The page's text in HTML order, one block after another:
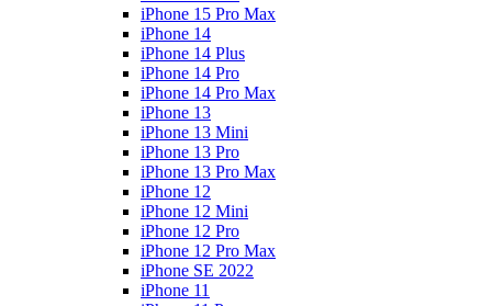
iPhone 15 Pro Max
iPhone 14
iPhone 14 Plus
iPhone 14 Pro
iPhone 14 Pro Max
iPhone 13
iPhone 13 Mini
iPhone 13 Pro
iPhone 13 Pro Max
iPhone 12
iPhone 12 Mini
iPhone 12 Pro
iPhone 12 Pro Max
iPhone SE 2022
iPhone 11